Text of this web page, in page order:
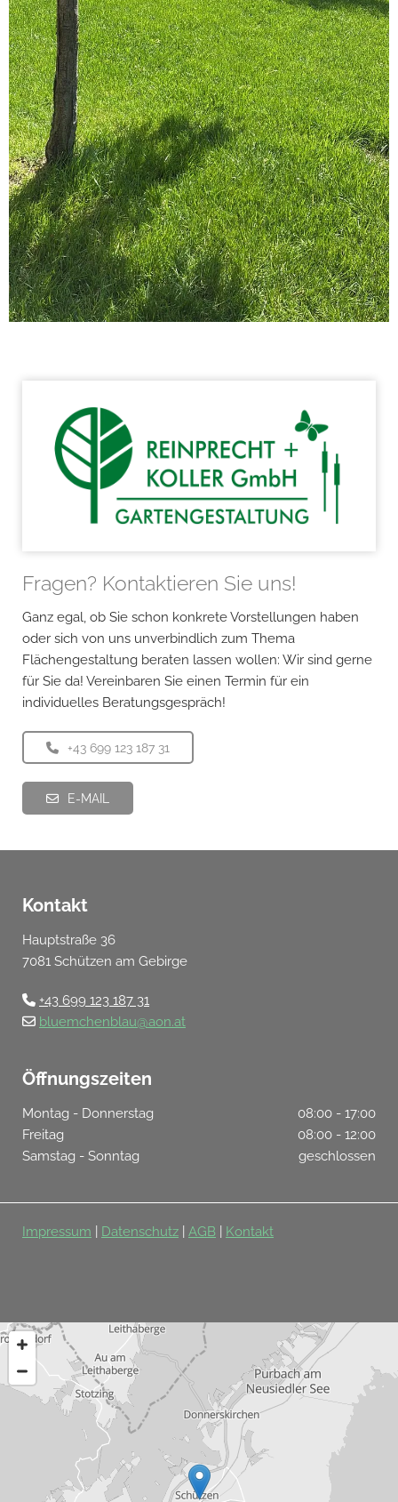
Fragen? Kontaktieren Sie uns!
Ganz egal, ob Sie schon konkrete Vorstellungen haben
oder sich von uns unverbindlich zum Thema
Flächengestaltung beraten lassen wollen: Wir sind gerne
für Sie da! Vereinbaren Sie einen Termin für ein
individuelles Beratungsgespräch!
+43 699 123 187 31
E-MAIL
Kontakt
Hauptstraße 36
7081 Schützen am Gebirge
 +43 699 123 187 31
 bluemchenblau@aon.at
Öffnungszeiten
Montag - Donnerstag
08:00 - 17:00
Freitag
08:00 - 12:00
Samstag - Sonntag
geschlossen
Impressum Datenschutz AGB Kontakt